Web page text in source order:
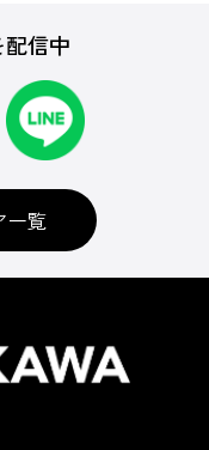
信中
一覧